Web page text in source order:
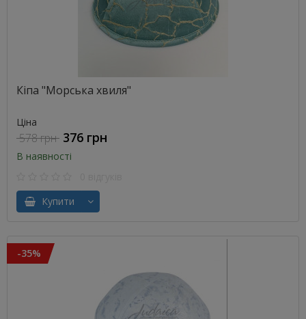
Кіпа "Морська хвиля"
Ціна
578 грн 376 грн
В наявності
Купити
-35%